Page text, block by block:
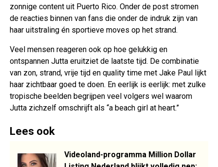
zonnige content uit Puerto Rico. Onder de post stromen
de reacties binnen van fans die onder de indruk zijn van
haar uitstraling én sportieve moves op het strand.
Veel mensen reageren ook op hoe gelukkig en
ontspannen Jutta eruitziet de laatste tijd. De combinatie
van zon, strand, vrije tijd en quality time met Jake Paul lijkt
haar zichtbaar goed te doen. En eerlijk is eerlijk: met zulke
tropische beelden begrijpen veel volgers wel waarom
Jutta zichzelf omschrijft als “a beach girl at heart.”
Lees ook
Videoland-programma Million Dollar